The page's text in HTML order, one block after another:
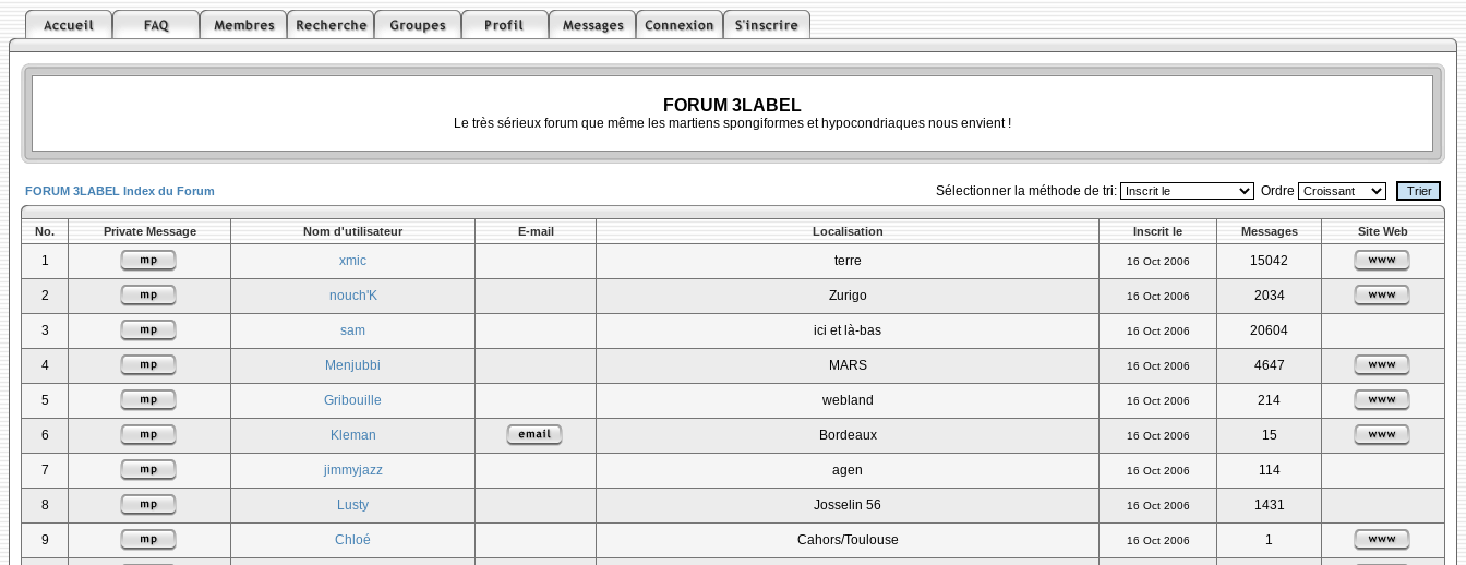
FORUM 3LABEL
Le très sérieux forum que même les martiens spongiformes et hypocondriaques nous envient !
FORUM 3LABEL Index du Forum Sélectionner la méthode de tri: Ordre
No. Private Message Nom d'utilisateur E-mail Localisation Inscrit le Messages Site Web
1 xmic terre 16 Oct 2006 15042
2 nouch'K Zurigo 16 Oct 2006 2034
3 sam ici et là-bas 16 Oct 2006 20604
4 Menjubbi MARS 16 Oct 2006 4647
5 Gribouille webland 16 Oct 2006 214
6 Kleman Bordeaux 16 Oct 2006 15
7 jimmyjazz agen 16 Oct 2006 114
8 Lusty Josselin 56 16 Oct 2006 1431
9 Chloé Cahors/Toulouse 16 Oct 2006 1